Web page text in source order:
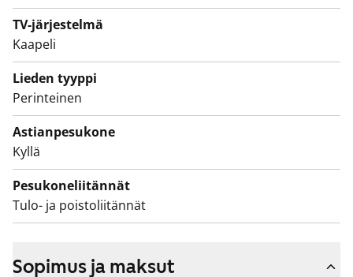
TV-järjestelmä
Kaapeli
Lieden tyyppi
Perinteinen
Astianpesukone
Kyllä
Pesukoneliitännät
Tulo- ja poistoliitännät
Sopimus ja maksut